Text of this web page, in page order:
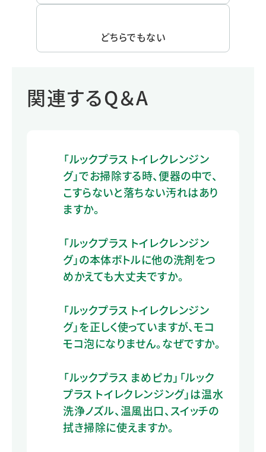
どちらでもない
関連するQ＆A
「ルックプラス トイレクレンジン
グ」でお掃除する時、便器の中で、
こすらないと落ちない汚れはあり
ますか。
「ルックプラス トイレクレンジン
グ」の本体ボトルに他の洗剤をつ
めかえても大丈夫ですか。
「ルックプラス トイレクレンジン
グ」を正しく使っていますが、モコ
モコ泡になりません。なぜですか。
「ルックプラス まめピカ」「ルック
プラス トイレクレンジング」は温水
洗浄ノズル、温風出口、スイッチの
拭き掃除に使えますか。